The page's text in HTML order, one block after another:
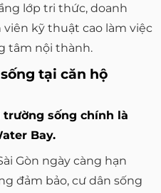
lớp tri thức, doanh
kỹ thuật cao làm việc
tâm nội thành.
tại căn hộ
sống chính là
Bay.
Gòn ngày càng hạn
đảm bảo, cư dân sống